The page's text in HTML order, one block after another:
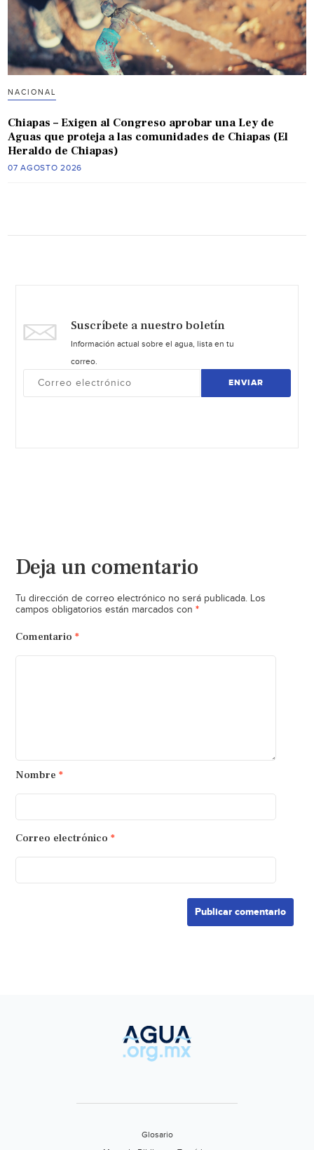
NACIONAL
Chiapas – Exigen al Congreso aprobar una Ley de
Aguas que proteja a las comunidades de Chiapas (El
Heraldo de Chiapas)
07 AGOSTO 2026
Suscríbete a nuestro boletín
Información actual sobre el agua, lista en tu
correo.
ENVIAR
Deja un comentario
Tu dirección de correo electrónico no será publicada. Los
campos obligatorios están marcados con *
Comentario *
Nombre *
Correo electrónico *
Glosario